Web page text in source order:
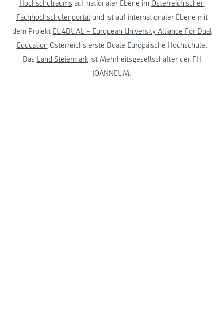
Hochschulraums auf nationaler Ebene im Österreichischen
Fachhochschulenportalund ist auf internationaler Ebene mit
dem Projekt EU4DUAL – European University Alliance For Dual
Education Österreichs erste Duale Europäische Hochschule.
Das Land Steiermarkist Mehrheitsgesellschafter der FH
JOANNEUM.